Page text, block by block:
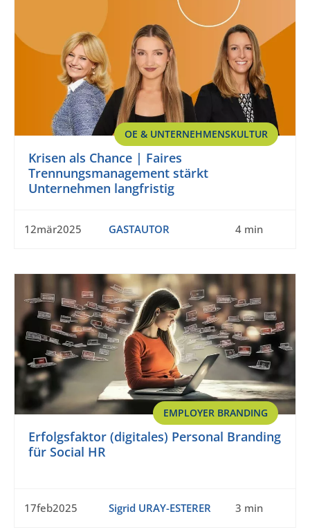
OE & UNTERNEHMENSKULTUR
Krisen als Chance | Faires
Trennungsmanagement stärkt
Unternehmen langfristig
12mär2025 GASTAUTOR 4 min
EMPLOYER BRANDING
Erfolgsfaktor (digitales) Personal Branding
für Social HR
17feb2025 Sigrid URAY-ESTERER 3 min